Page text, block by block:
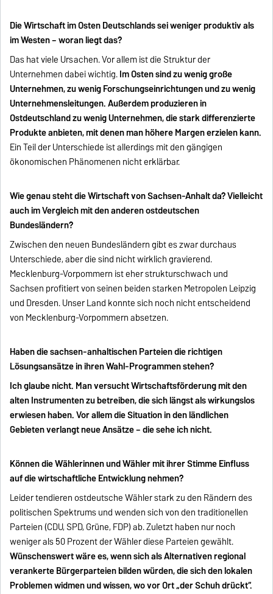
Die Wirtschaft im Osten Deutschlands sei weniger produktiv als
im Westen – woran liegt das?
Das hat viele Ursachen. Vor allem ist die Struktur der
Unternehmen dabei wichtig.Im Osten sind zu wenig große
Unternehmen, zu wenig Forschungseinrichtungen und zu wenig
Unternehmensleitungen. Außerdem produzieren in
Ostdeutschland zu wenig Unternehmen, die stark differenzierte
Produkte anbieten, mit denen man höhere Margen erzielen kann.
Ein Teil der Unterschiede ist allerdings mit den gängigen
ökonomischen Phänomenen nicht erklärbar.
Wie genau steht die Wirtschaft von Sachsen-Anhalt da? Vielleicht
auch im Vergleich mit den anderen ostdeutschen
Bundesländern?
Zwischen den neuen Bundesländern gibt es zwar durchaus
Unterschiede, aber die sind nicht wirklich gravierend.
Mecklenburg-Vorpommern ist eher strukturschwach und
Sachsen profitiert von seinen beiden starken Metropolen Leipzig
und Dresden. Unser Land konnte sich noch nicht entscheidend
von Mecklenburg-Vorpommern absetzen.
Haben die sachsen-anhaltischen Parteien die richtigen
Lösungsansätze in ihren Wahl-Programmen stehen?
Ich glaube nicht. Man versucht Wirtschaftsförderung mit den
alten Instrumenten zu betreiben, die sich längst als wirkungslos
erwiesen haben. Vor allem die Situation in den ländlichen
Gebieten verlangt neue Ansätze – die sehe ich nicht.
Können die Wählerinnen und Wähler mit ihrer Stimme Einfluss
auf die wirtschaftliche Entwicklung nehmen?
Leider tendieren ostdeutsche Wähler stark zu den Rändern des
politischen Spektrums und wenden sich von den traditionellen
Parteien (CDU, SPD, Grüne, FDP) ab. Zuletzt haben nur noch
weniger als 50 Prozent der Wähler diese Parteien gewählt.
Wünschenswert wäre es, wenn sich als Alternativen regional
verankerte Bürgerparteien bilden würden, die sich den lokalen
Problemen widmen und wissen, wo vor Ort „der Schuh drückt“.